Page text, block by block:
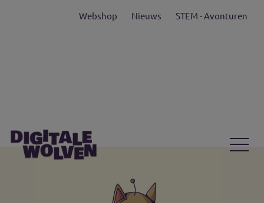
Webshop Nieuws STEM - Avonturen